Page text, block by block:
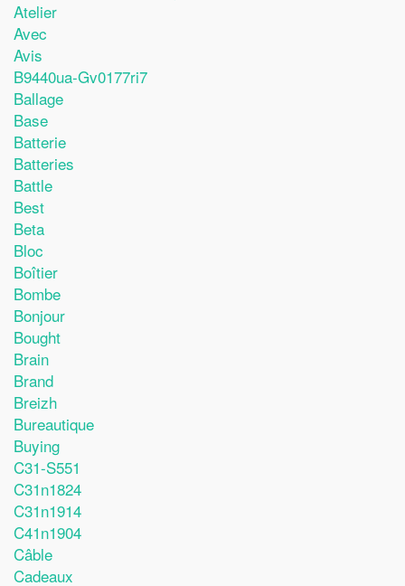
Atelier
Avec
Avis
B9440ua-Gv0177ri7
Ballage
Base
Batterie
Batteries
Battle
Best
Beta
Bloc
Boîtier
Bombe
Bonjour
Bought
Brain
Brand
Breizh
Bureautique
Buying
C31-S551
C31n1824
C31n1914
C41n1904
Câble
Cadeaux